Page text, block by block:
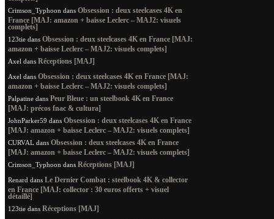
Crimson_Typhoon dans Obsession : deux steelcases 4K en
France [MAJ: amazon + baisse Leclerc – MAJ2: visuels
complets]
123tie dans Obsession : deux steelcases 4K en France [MAJ:
amazon + baisse Leclerc – MAJ2: visuels complets]
Axel dans Réceptions [MAJ]
Axel dans Obsession : deux steelcases 4K en France [MAJ:
amazon + baisse Leclerc – MAJ2: visuels complets]
Palpatine dans Peur Bleue : un steelbook 4K en France
[MAJ: précos fnac & cultura]
JohnParker59 dans Obsession : deux steelcases 4K en France
[MAJ: amazon + baisse Leclerc – MAJ2: visuels complets]
CURVAL dans Obsession : deux steelcases 4K en France
[MAJ: amazon + baisse Leclerc – MAJ2: visuels complets]
Crimson_Typhoon dans Réceptions [MAJ]
Renard dans Le Dernier Combat : steelbook 4K & collector
en France [MAJ: collector : 30 euros offerts + visuel
détaillé]
123tie dans Réceptions [MAJ]